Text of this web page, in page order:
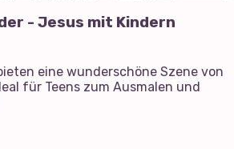
- Jesus mit Kindern
eine wunderschöne Szene von
für Teens zum Ausmalen und